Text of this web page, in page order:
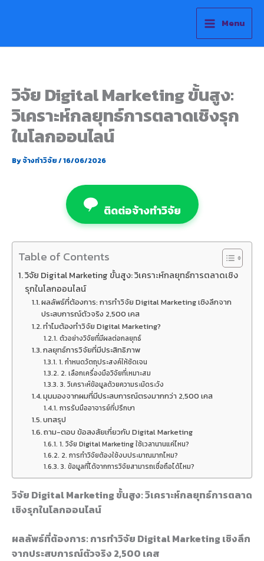
Menu
วิจัย Digital Marketing ขั้นสูง:
วิเคราะห์กลยุทธ์การตลาดเชิงรุก
ในโลกออนไลน์
Byจ้างทำวิจัย/16/06/2026
ติดต่อจ้างทำวิจัย
Table of Contents
วิจัย Digital Marketing ขั้นสูง: วิเคราะห์กลยุทธ์การตลาดเชิง
รุกในโลกออนไลน์
ผลลัพธ์ที่ต้องการ: การทำวิจัย Digital Marketing เชิงลึกจาก
ประสบการณ์ตัวจริง 2,500 เคส
ทำไมต้องทำวิจัย Digital Marketing?
ตัวอย่างวิจัยที่มีผลต่อกลยุทธ์
กลยุทธ์การวิจัยที่มีประสิทธิภาพ
1. กำหนดวัตถุประสงค์ให้ชัดเจน
2. เลือกเครื่องมือวิจัยที่เหมาะสม
3. วิเคราะห์ข้อมูลด้วยความระมัดระวัง
มุมมองจากผมที่มีประสบการณ์ตรงมากกว่า 2,500 เคส
การรับมืออาจารย์ที่ปรึกษา
บทสรุป
ถาม-ตอบ ข้อสงสัยเกี่ยวกับ Digital Marketing
1. วิจัย Digital Marketing ใช้เวลานานแค่ไหน?
2. การทำวิจัยต้องใช้งบประมาณมากไหม?
3. ข้อมูลที่ได้จากการวิจัยสามารถเชื่อถือได้ไหม?
วิจัย Digital Marketing ขั้นสูง: วิเคราะห์กลยุทธ์การตลาด
เชิงรุกในโลกออนไลน์
ผลลัพธ์ที่ต้องการ: การทำวิจัย Digital Marketing เชิงลึก
จากประสบการณ์ตัวจริง 2,500 เคส